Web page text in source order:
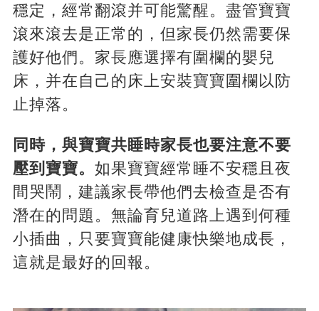
穩定，經常翻滾并可能驚醒。盡管寶寶
滾來滾去是正常的，但家長仍然需要保
護好他們。家長應選擇有圍欄的嬰兒
床，并在自己的床上安裝寶寶圍欄以防
止掉落。
同時，與寶寶共睡時家長也要注意不要
壓到寶寶。 如果寶寶經常睡不安穩且夜
間哭鬧，建議家長帶他們去檢查是否有
潛在的問題。無論育兒道路上遇到何種
小插曲，只要寶寶能健康快樂地成長，
這就是最好的回報。